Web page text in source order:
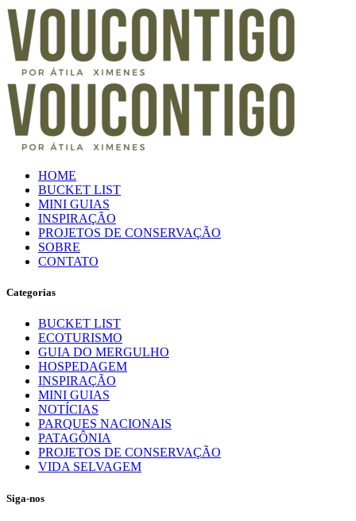
HOME
BUCKET LIST
MINI GUIAS
INSPIRAÇÃO
PROJETOS DE CONSERVAÇÃO
SOBRE
CONTATO
Categorias
BUCKET LIST
ECOTURISMO
GUIA DO MERGULHO
HOSPEDAGEM
INSPIRAÇÃO
MINI GUIAS
NOTÍCIAS
PARQUES NACIONAIS
PATAGÔNIA
PROJETOS DE CONSERVAÇÃO
VIDA SELVAGEM
Siga-nos